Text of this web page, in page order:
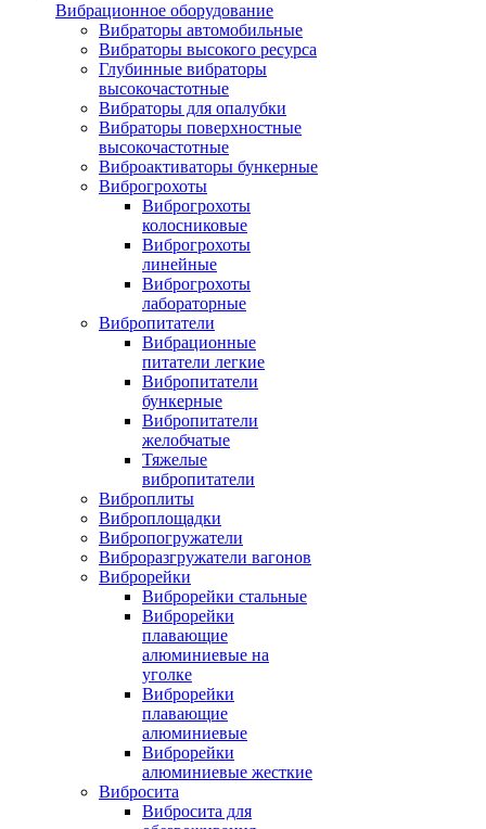
Вибрационное оборудование
Вибраторы автомобильные
Вибраторы высокого ресурса
Глубинные вибраторы
высокочастотные
Вибраторы для опалубки
Вибраторы поверхностные
высокочастотные
Виброактиваторы бункерные
Виброгрохоты
Виброгрохоты
колосниковые
Виброгрохоты
линейные
Виброгрохоты
лабораторные
Вибропитатели
Вибрационные
питатели легкие
Вибропитатели
бункерные
Вибропитатели
желобчатые
Тяжелые
вибропитатели
Виброплиты
Виброплощадки
Вибропогружатели
Виброразгружатели вагонов
Виброрейки
Виброрейки стальные
Виброрейки
плавающие
алюминиевые на
уголке
Виброрейки
плавающие
алюминиевые
Виброрейки
алюминиевые жесткие
Вибросита
Вибросита для